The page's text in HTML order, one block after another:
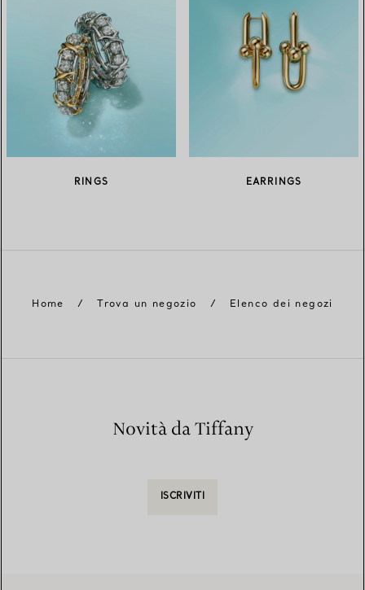
RINGS EARRINGS
Home / Trova un negozio / Elenco dei negozi
Novità da Tiffany
ISCRIVITI